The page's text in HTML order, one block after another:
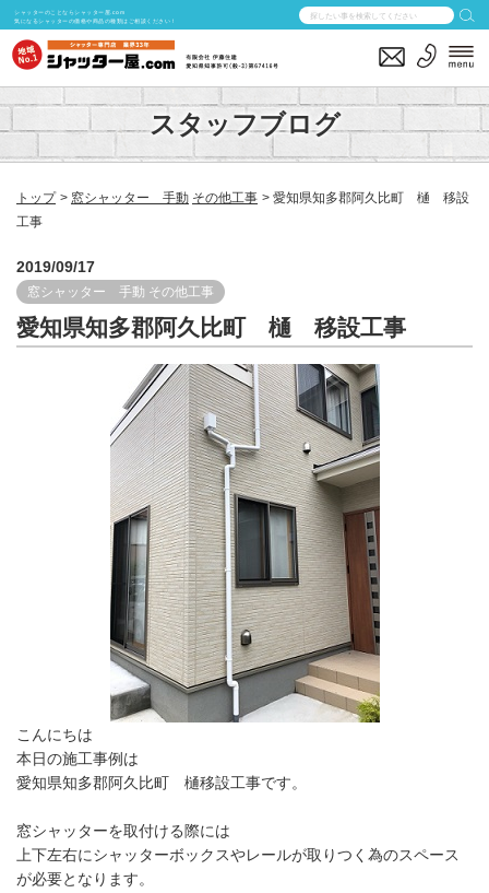
シャッターのことならシャッター屋.com
気になるシャッターの価格や商品の種類はご相談ください！
スタッフブログ
トップ 窓シャッター 手動 その他工事
愛知県知多郡阿久比町 樋 移設
工事
2019/09/17
窓シャッター 手動 その他工事
愛知県知多郡阿久比町 樋 移設工事
こんにちは
本日の施工事例は
愛知県知多郡阿久比町 樋移設工事です。
窓シャッターを取付ける際には
上下左右にシャッターボックスやレールが取りつく為のスペース
が必要となります。